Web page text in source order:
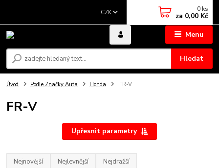
Menu
CZK
Hledat
0 ks
za 0,00 Kč
Úvod Podle Značky Auta Honda FR-V
FR-V
Upřesnit parametry
Nejnovější Nejlevnější Nejdražší